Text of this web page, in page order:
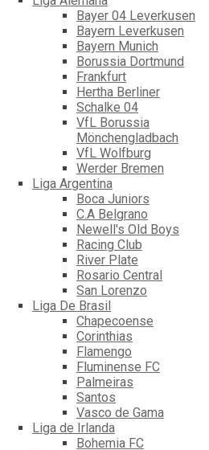
Bayer 04 Leverkusen
Bayern Leverkusen
Bayern Munich
Borussia Dortmund
Frankfurt
Hertha Berliner
Schalke 04
VfL Borussia
Mönchengladbach
VfL Wolfburg
Werder Bremen
Liga Argentina
Boca Juniors
C.A Belgrano
Newell's Old Boys
Racing Club
River Plate
Rosario Central
San Lorenzo
Liga De Brasil
Chapecoense
Corinthias
Flamengo
Fluminense FC
Palmeiras
Santos
Vasco de Gama
Liga de Irlanda
Bohemia FC